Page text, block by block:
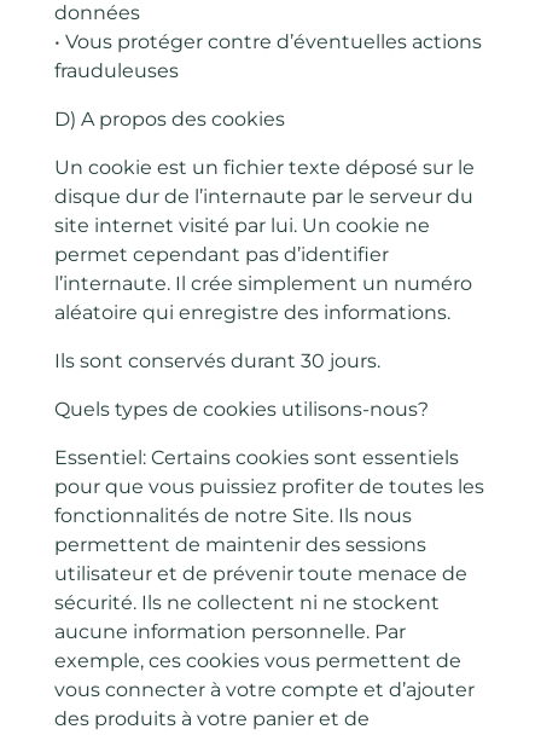
données
• Vous protéger contre d’éventuelles actions
frauduleuses
D) A propos des cookies
Un cookie est un fichier texte déposé sur le
disque dur de l’internaute par le serveur du
site internet visité par lui. Un cookie ne
permet cependant pas d’identifier
l’internaute. Il crée simplement un numéro
aléatoire qui enregistre des informations.
Ils sont conservés durant 30 jours.
Quels types de cookies utilisons-nous?
Essentiel: Certains cookies sont essentiels
pour que vous puissiez profiter de toutes les
fonctionnalités de notre Site. Ils nous
permettent de maintenir des sessions
utilisateur et de prévenir toute menace de
sécurité. Ils ne collectent ni ne stockent
aucune information personnelle. Par
exemple, ces cookies vous permettent de
vous connecter à votre compte et d’ajouter
des produits à votre panier et de